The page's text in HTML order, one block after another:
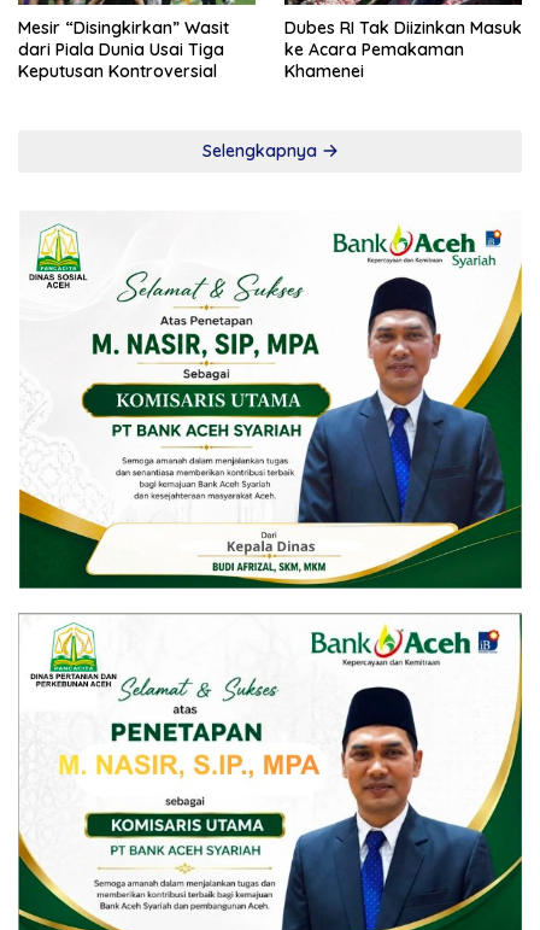
Mesir “Disingkirkan” Wasit
dari Piala Dunia Usai Tiga
Keputusan Kontroversial
Dubes RI Tak Diizinkan Masuk
ke Acara Pemakaman
Khamenei
Selengkapnya